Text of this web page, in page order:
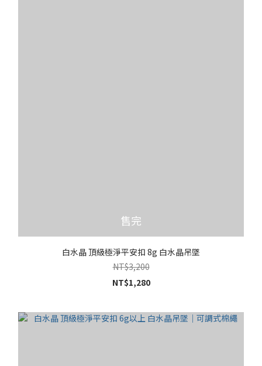
售完
白水晶 頂級極淨平安扣 8g 白水晶吊墜
NT$3,200
NT$1,280